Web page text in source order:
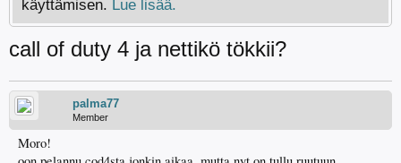
käyttämisen. Lue lisää.
call of duty 4 ja nettikö tökkii?
palma77
Member
Moro!